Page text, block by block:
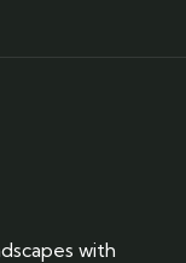
with